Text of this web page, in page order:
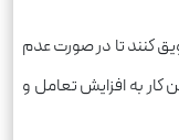
کنند تا در صورت عدم
به افزایش تعامل و